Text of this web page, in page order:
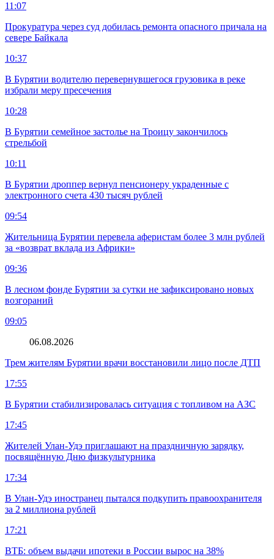
11:07
Прокуратура через суд добилась ремонта опасного причала на
севере Байкала
10:37
В Бурятии водителю перевернувшегося грузовика в реке
избрали меру пресечения
10:28
В Бурятии семейное застолье на Троицу закончилось
стрельбой
10:11
В Бурятии дроппер вернул пенсионеру украденные с
электронного счета 430 тысяч рублей
09:54
Жительница Бурятии перевела аферистам более 3 млн рублей
за «возврат вклада из Африки»
09:36
В лесном фонде Бурятии за сутки не зафиксировано новых
возгораний
09:05
06.08.2026
Трем жителям Бурятии врачи восстановили лицо после ДТП
17:55
В Бурятии стабилизировалась ситуация с топливом на АЗС
17:45
Жителей Улан-Удэ приглашают на праздничную зарядку,
посвящённую Дню физкультурника
17:34
В Улан-Удэ иностранец пытался подкупить правоохранителя
за 2 миллиона рублей
17:21
ВТБ: объем выдачи ипотеки в России вырос на 38%